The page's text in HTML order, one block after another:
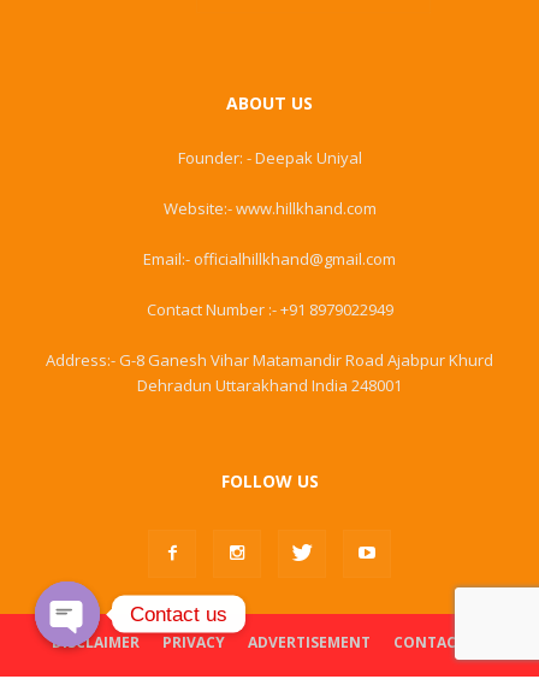
ABOUT US
Founder: - Deepak Uniyal
Website:- www.hillkhand.com
Email:- officialhillkhand@gmail.com
Contact Number :- +91 8979022949
Address:- G-8 Ganesh Vihar Matamandir Road Ajabpur Khurd
Dehradun Uttarakhand India 248001
FOLLOW US
DISCLAIMER PRIVACY ADVERTISEMENT
CONTACT US
Contact us
Open